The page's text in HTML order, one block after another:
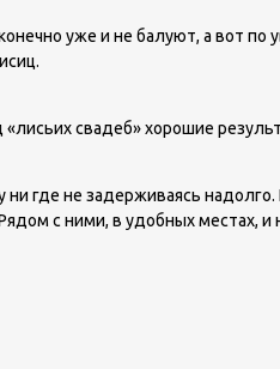
уже и не балуют, а вот по
свадеб» хорошие
где не задерживаясь надолго.
с ними, в удобных местах, и